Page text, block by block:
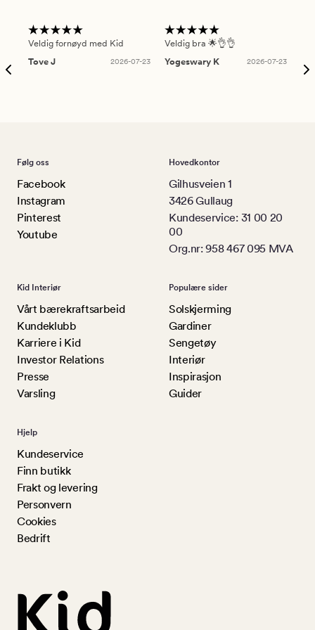
Veldig fornøyd med Kid
Tove J
2026-07-23
Veldig bra 🌟👌👌
Yogeswary K
2026-07-23
Følg oss
Facebook
Instagram
Pinterest
Youtube
Hovedkontor
Gilhusveien 1
3426 Gullaug
Kundeservice: 31 00 20
00
Org.nr: 958 467 095 MVA
Kid Interiør
Vårt bærekraftsarbeid
Kundeklubb
Karriere i Kid
Investor Relations
Presse
Varsling
Populære sider
Solskjerming
Gardiner
Sengetøy
Interiør
Inspirasjon
Guider
Hjelp
Kundeservice
Finn butikk
Frakt og levering
Personvern
Cookies
Bedrift